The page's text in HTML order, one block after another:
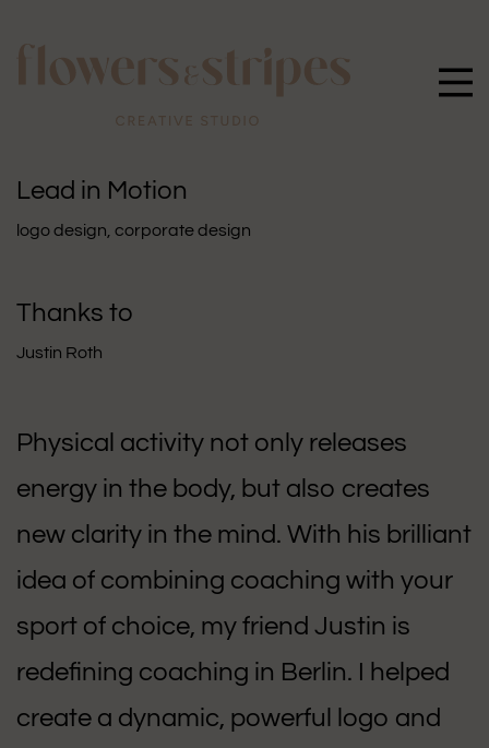
Lead in Motion
logo design corporate design
Thanks to
Justin Roth
Physical activity not only releases
energy in the body, but also creates
new clarity in the mind. With his brilliant
idea of combining coaching with your
sport of choice, my friend Justin is
redefining coaching in Berlin. I helped
create a dynamic, powerful logo and